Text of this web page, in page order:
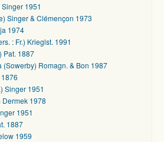
1951
Singer & Clémençon 1973
1974
: Fr.) Krieglst. 1991
Pat. 1887
(Sowerby) Romagn. & Bon 1987
Singer 1951
1978
1951
1887
1959